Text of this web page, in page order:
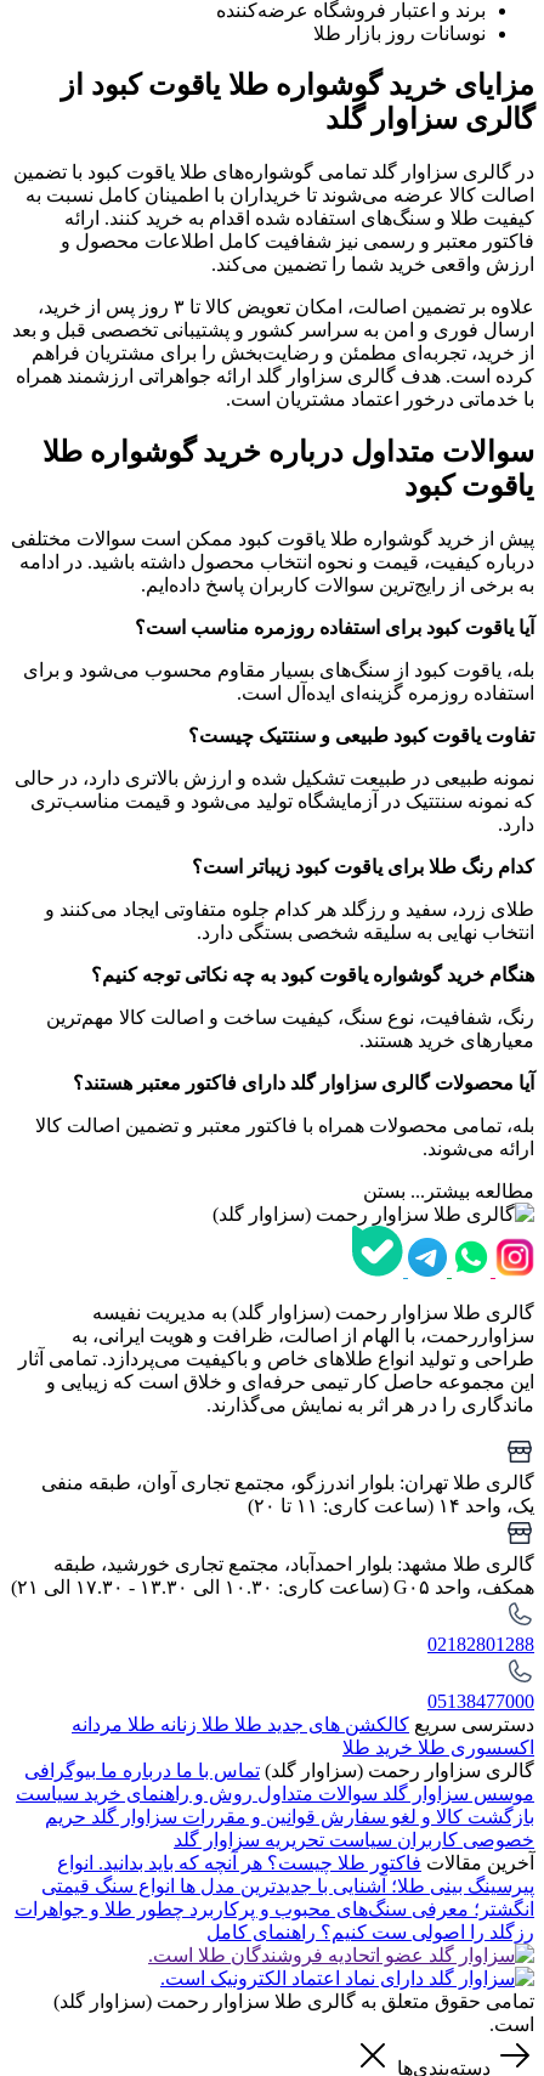
برند و اعتبار فروشگاه عرضه‌کننده
نوسانات روز بازار طلا
مزایای خرید گوشواره طلا یاقوت کبود از
گالری سزاوار گلد
در گالری سزاوار گلد تمامی گوشواره‌های طلا یاقوت کبود با تضمین
اصالت کالا عرضه می‌شوند تا خریداران با اطمینان کامل نسبت به
کیفیت طلا و سنگ‌های استفاده شده اقدام به خرید کنند. ارائه
فاکتور معتبر و رسمی نیز شفافیت کامل اطلاعات محصول و
ارزش واقعی خرید شما را تضمین می‌کند.
علاوه بر تضمین اصالت، امکان تعویض کالا تا ۳ روز پس از خرید،
ارسال فوری و امن به سراسر کشور و پشتیبانی تخصصی قبل و بعد
از خرید، تجربه‌ای مطمئن و رضایت‌بخش را برای مشتریان فراهم
کرده است. هدف گالری سزاوار گلد ارائه جواهراتی ارزشمند همراه
با خدماتی درخور اعتماد مشتریان است.
سوالات متداول درباره خرید گوشواره طلا
یاقوت کبود
پیش از خرید گوشواره طلا یاقوت کبود ممکن است سوالات مختلفی
درباره کیفیت، قیمت و نحوه انتخاب محصول داشته باشید. در ادامه
به برخی از رایج‌ترین سوالات کاربران پاسخ داده‌ایم.
آیا یاقوت کبود برای استفاده روزمره مناسب است؟
بله، یاقوت کبود از سنگ‌های بسیار مقاوم محسوب می‌شود و برای
استفاده روزمره گزینه‌ای ایده‌آل است.
تفاوت یاقوت کبود طبیعی و سنتتیک چیست؟
نمونه طبیعی در طبیعت تشکیل شده و ارزش بالاتری دارد، در حالی
که نمونه سنتتیک در آزمایشگاه تولید می‌شود و قیمت مناسب‌تری
دارد.
کدام رنگ طلا برای یاقوت کبود زیباتر است؟
طلای زرد، سفید و رزگلد هر کدام جلوه متفاوتی ایجاد می‌کنند و
انتخاب نهایی به سلیقه شخصی بستگی دارد.
هنگام خرید گوشواره یاقوت کبود به چه نکاتی توجه کنیم؟
رنگ، شفافیت، نوع سنگ، کیفیت ساخت و اصالت کالا مهم‌ترین
معیارهای خرید هستند.
آیا محصولات گالری سزاوار گلد دارای فاکتور معتبر هستند؟
بله، تمامی محصولات همراه با فاکتور معتبر و تضمین اصالت کالا
ارائه می‌شوند.
مطالعه بیشتر... بستن
گالری طلا سزاوار رحمت (سزاوار گلد) به مدیریت نفیسه
سزاواررحمت، با الهام از اصالت، ظرافت و هویت ایرانی، به
طراحی و تولید انواع طلاهای خاص و باکیفیت می‌پردازد. تمامی آثار
این مجموعه حاصل کار تیمی حرفه‌ای و خلاق است که زیبایی و
ماندگاری را در هر اثر به نمایش می‌گذارند.
گالری طلا تهران: بلوار اندرزگو، مجتمع تجاری آوان، طبقه منفی
یک، واحد ۱۴ (ساعت کاری: ۱۱ تا ۲۰)
گالری طلا مشهد: بلوار احمدآباد، مجتمع تجاری خورشید، طبقه
همکف، واحد G۰۵ (ساعت کاری: ۱۰.۳۰ الی ۱۳.۳۰ - ۱۷.۳۰ الی ۲۱)
02182801288
05138477000
دسترسی سریع کالکشن های جدید طلا طلا زنانه طلا مردانه
اکسسوری طلا خرید طلا
گالری سزاوار رحمت (سزاوار گلد) تماس با ما درباره ما بیوگرافی
موسس سزاوار گلد سوالات متداول روش و راهنمای خرید سیاست
بازگشت کالا و لغو سفارش قوانین و مقررات سزاوار گلد حریم
خصوصی کاربران سیاست تحریریه سزاوار گلد
آخرین مقالات فاکتور طلا چیست؟ هر آنچه که باید بدانید. انواع
پیرسینگ بینی طلا؛ آشنایی با جدیدترین مدل ها انواع سنگ قیمتی
انگشتر؛ معرفی سنگ‌های محبوب و پرکاربرد چطور طلا و جواهرات
رزگلد را اصولی ست کنیم؟ راهنمای کامل
تمامی حقوق متعلق به گالری طلا سزاوار رحمت (سزاوار گلد)
است.
دسته‌بندی‌ها